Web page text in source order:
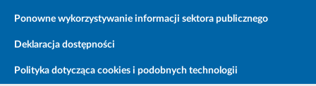
Ponowne wykorzystywanie informacji sektora publicznego
Deklaracja dostępności
Polityka dotycząca cookies i podobnych technologii